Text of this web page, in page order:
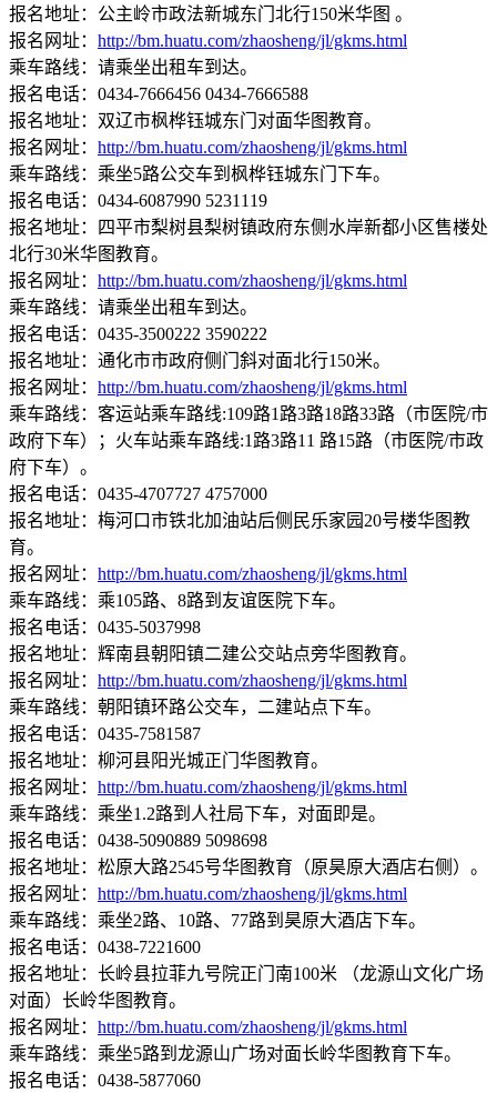
报名地址：公主岭市政法新城东门北行150米华图 。
报名网址： http://bm.huatu.com/zhaosheng/jl/gkms.html
乘车路线：请乘坐出租车到达。
报名电话：0434-7666456 0434-7666588
报名地址：双辽市枫桦钰城东门对面华图教育。
报名网址： http://bm.huatu.com/zhaosheng/jl/gkms.html
乘车路线：乘坐5路公交车到枫桦钰城东门下车。
报名电话：0434-6087990 5231119
报名地址：四平市梨树县梨树镇政府东侧水岸新都小区售楼处
北行30米华图教育。
报名网址： http://bm.huatu.com/zhaosheng/jl/gkms.html
乘车路线：请乘坐出租车到达。
报名电话：0435-3500222 3590222
报名地址：通化市市政府侧门斜对面北行150米。
报名网址： http://bm.huatu.com/zhaosheng/jl/gkms.html
乘车路线：客运站乘车路线:109路1路3路18路33路（市医院/市
政府下车）；火车站乘车路线:1路3路11 路15路（市医院/市政
府下车）。
报名电话：0435-4707727 4757000
报名地址：梅河口市铁北加油站后侧民乐家园20号楼华图教
育。
报名网址： http://bm.huatu.com/zhaosheng/jl/gkms.html
乘车路线：乘105路、8路到友谊医院下车。
报名电话：0435-5037998
报名地址：辉南县朝阳镇二建公交站点旁华图教育。
报名网址： http://bm.huatu.com/zhaosheng/jl/gkms.html
乘车路线：朝阳镇环路公交车，二建站点下车。
报名电话：0435-7581587
报名地址：柳河县阳光城正门华图教育。
报名网址： http://bm.huatu.com/zhaosheng/jl/gkms.html
乘车路线：乘坐1.2路到人社局下车，对面即是。
报名电话：0438-5090889 5098698
报名地址：松原大路2545号华图教育（原昊原大酒店右侧）。
报名网址： http://bm.huatu.com/zhaosheng/jl/gkms.html
乘车路线：乘坐2路、10路、77路到昊原大酒店下车。
报名电话：0438-7221600
报名地址：长岭县拉菲九号院正门南100米 （龙源山文化广场
对面）长岭华图教育。
报名网址： http://bm.huatu.com/zhaosheng/jl/gkms.html
乘车路线：乘坐5路到龙源山广场对面长岭华图教育下车。
报名电话：0438-5877060